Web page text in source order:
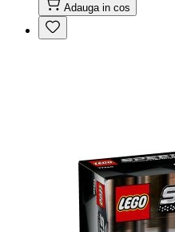
Adauga in cos